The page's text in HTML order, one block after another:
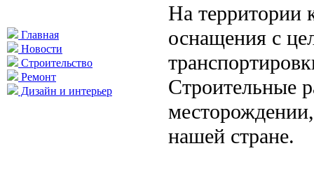
Главная
Новости
Строительство
Ремонт
Дизайн и интерьер
На территории
оснащения с
Строительные
нашей стране.